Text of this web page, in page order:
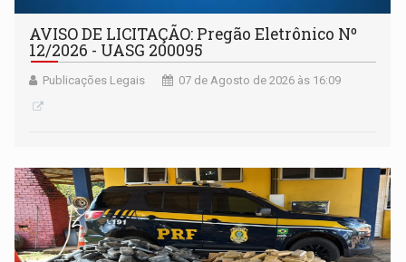
AVISO DE LICITAÇÃO: Pregão Eletrônico Nº
12/2026 - UASG 200095
Publicações Legais 07 de Agosto de 2026 às 16:09